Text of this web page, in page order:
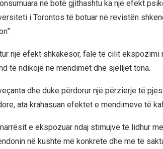
në botë gjithashtu ka një efekt
i Torontos të botuar në revistën
një efekt shkakësor, falë të cilit ekspozimi
të ndikojë në mendimet dhe sjelljet tona.
dhe duke përdorur një përzierje të
ata krahasuan efektet e mendimeve të
e ekspozuar ndaj stimujve të lidhur
në kushte më konkrete dhe më të